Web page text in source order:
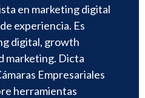
en marketing digital
experiencia. Es
digital, growth
marketing. Dicta
Empresariales
herramientas